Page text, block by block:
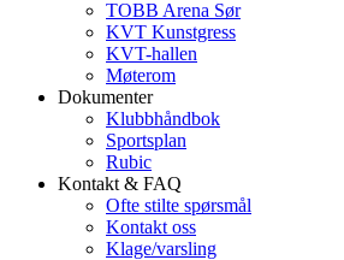
TOBB Arena Sør
KVT Kunstgress
KVT-hallen
Møterom
Dokumenter
Klubbhåndbok
Sportsplan
Rubic
Kontakt & FAQ
Ofte stilte spørsmål
Kontakt oss
Klage/varsling